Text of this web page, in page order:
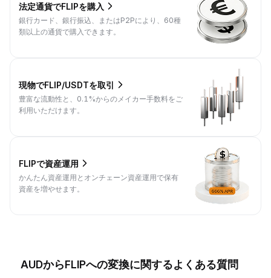
法定通貨でFLIPを購入
銀行カード、銀行振込、またはP2Pにより、60種
類以上の通貨で購入できます。
現物でFLIP/USDTを取引
豊富な流動性と、0.1%からのメイカー手数料をご
利用いただけます。
FLIPで資産運用
かんたん資産運用とオンチェーン資産運用で保有
資産を増やせます。
AUDからFLIPへの変換に関するよくある質問